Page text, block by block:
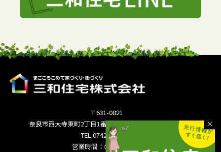
〒631-0821
奈良市西大寺東町2丁目1番63号サンワシティ西大寺5F
TEL.0742-36-3035
営業時間：09:00～18:00